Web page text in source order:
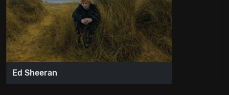
Ed Sheeran